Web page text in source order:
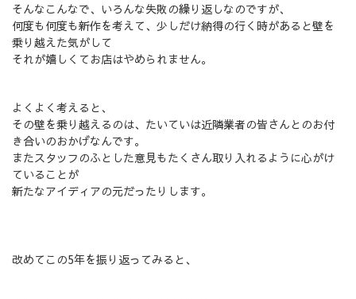
そんなこんなで、いろんな失敗の繰り返しなのですが、
何度も何度も新作を考えて、少しだけ納得の行く時があると壁を
乗り越えた気がして
それが嬉しくてお店はやめられません。
よくよく考えると、
その壁を乗り越えるのは、たいていは近隣業者の皆さんとのお付
き合いのおかげなんです。
またスタッフのふとした意見もたくさん取り入れるように心がけ
ていることが
新たなアイディアの元だったりします。
改めてこの5年を振り返ってみると、